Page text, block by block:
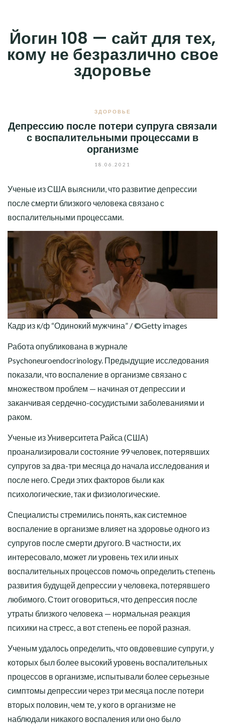
content
Йогин 108 — сайт для тех,
кому не безразлично свое
здоровье
ЗДОРОВЬЕ
Депрессию после потери супруга связали
с воспалительными процессами в
организме
18.06.2021
Ученые из США выяснили, что развитие депрессии
после смерти близкого человека связано с
воспалительными процессами.
Кадр из к/ф “Одинокий мужчина” / ©Getty images
Работа опубликована в журнале
Psychoneuroendocrinology. Предыдущие исследования
показали, что воспаление в организме связано с
множеством проблем — начиная от депрессии и
заканчивая сердечно-сосудистыми заболеваниями и
раком.
Ученые из Университета Райса (США)
проанализировали состояние 99 человек, потерявших
супругов за два-три месяца до начала исследования и
после него. Среди этих факторов были как
психологические, так и физиологические.
Специалисты стремились понять, как системное
воспаление в организме влияет на здоровье одного из
супругов после смерти другого. В частности, их
интересовало, может ли уровень тех или иных
воспалительных процессов помочь определить степень
развития будущей депрессии у человека, потерявшего
любимого. Стоит оговориться, что депрессия после
утраты близкого человека — нормальная реакция
психики на стресс, а вот степень ее порой разная.
Ученым удалось определить, что овдовевшие супруги, у
которых был более высокий уровень воспалительных
процессов в организме, испытывали более серьезные
симптомы депрессии через три месяца после потери
вторых половин, чем те, у кого в организме не
наблюдали никакого воспаления или оно было